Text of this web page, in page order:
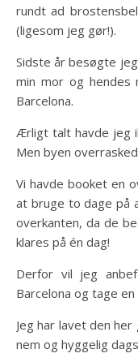
rundt ad
(ligesom jeg gør!).
Sidste år besøgte
min mor og hendes
Barcelona.
Ærligt talt havde jeg
Men byen
Vi havde booket en
at bruge to dage på
overkanten, da de
klares på én dag!
Derfor vil jeg
Barcelona og tage
Jeg har lavet den
nem og hyggelig